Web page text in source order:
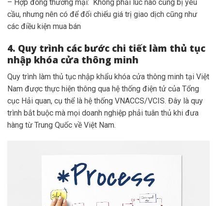
– Hợp đồng thương mại: Không phải lúc nào cũng bị yêu
cầu, nhưng nên có để đối chiếu giá trị giao dịch cũng như
các điều kiện mua bán
4. Quy trình các bước chi tiết làm thủ tục
nhập khóa cửa thông minh
Quy trình làm thủ tục nhập khẩu khóa cửa thông minh tại Việt
Nam được thực hiện thông qua hệ thống điện tử của Tổng
cục Hải quan, cụ thể là hệ thống VNACCS/VCIS. Đây là quy
trình bắt buộc mà mọi doanh nghiệp phải tuân thủ khi đưa
hàng từ Trung Quốc về Việt Nam.